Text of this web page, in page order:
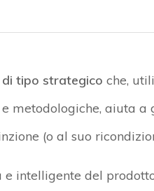
tipo strategico che,
metodologiche, aiuta
(o al suo
intelligente del